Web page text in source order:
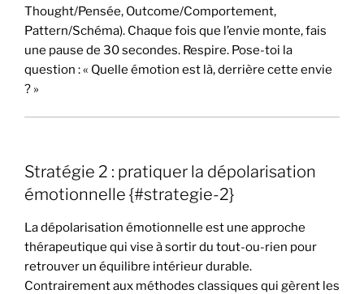
Thought/Pensée, Outcome/Comportement,
Pattern/Schéma). Chaque fois que l’envie monte, fais
une pause de 30 secondes. Respire. Pose-toi la
question : « Quelle émotion est là, derrière cette envie
? »
Stratégie 2 : pratiquer la dépolarisation
émotionnelle {#strategie-2}
La dépolarisation émotionnelle est une approche
thérapeutique qui vise à sortir du tout-ou-rien pour
retrouver un équilibre intérieur durable.
Contrairement aux méthodes classiques qui gèrent les